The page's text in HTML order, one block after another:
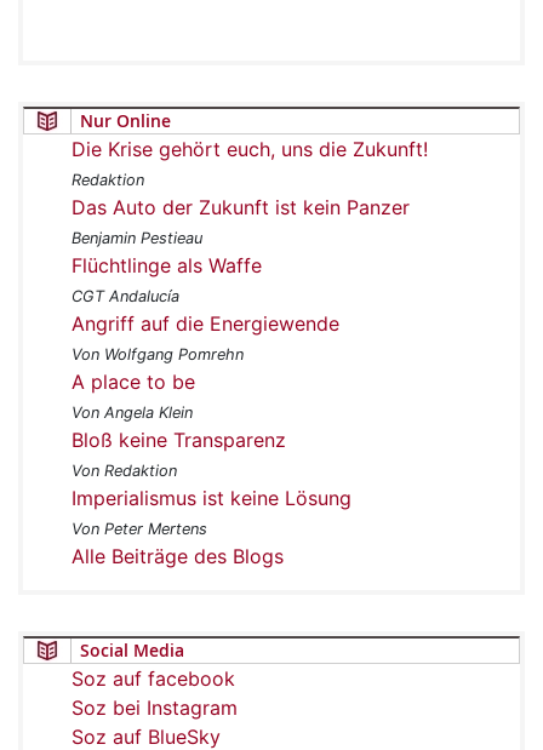
Nur Online
Die Krise gehört euch, uns die Zukunft!
Redaktion
Das Auto der Zukunft ist kein Panzer
Benjamin Pestieau
Flüchtlinge als Waffe
CGT Andalucía
Angriff auf die Energiewende
Von Wolfgang Pomrehn
A place to be
Von Angela Klein
Bloß keine Transparenz
Von Redaktion
Imperialismus ist keine Lösung
Von Peter Mertens
Alle Beiträge des Blogs
Social Media
Soz auf facebook
Soz bei Instagram
Soz auf BlueSky